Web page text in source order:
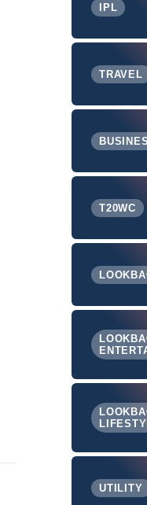
IPL
TRAVEL
T20WC
UTILITY